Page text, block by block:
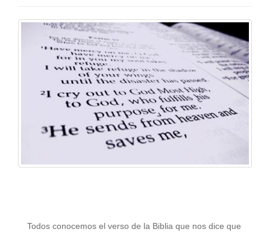
Todos conocemos el verso de la Biblia que nos dice que